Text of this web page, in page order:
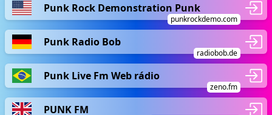
Punk Rock Demonstration Punk
punkrockdemo.com
Punk Radio Bob
radiobob.de
Punk Live Fm Web rádio
zeno.fm
PUNK FM